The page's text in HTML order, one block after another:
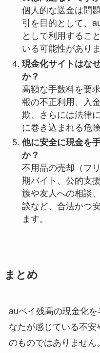
個人的な送金は問
引を目的として、
として利用するこ
いる可能性がありま
現金化サイトはな
か？
高額な手数料を要
報の不正利用、入
欺、さらには法律
に巻き込まれる危
他に安全に現金を
か？
不用品の売却（フ
期バイト、公的支
族や友人への相談
談など、合法かつ
ます。
まとめ
auペイ残高の現金化
なたが感じている不
のものではありませ